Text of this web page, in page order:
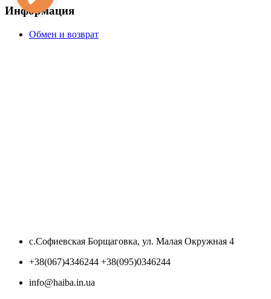
Информация
Обмен и возврат
с.Софиевская Борщаговка, ул. Малая Окружная 4
+38(067)4346244 +38(095)0346244
info@haiba.in.ua